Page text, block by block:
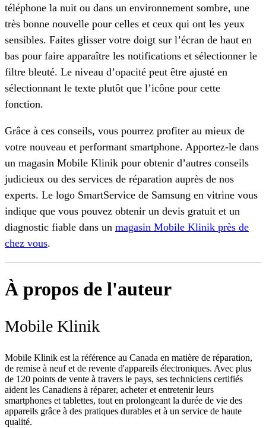
téléphone la nuit ou dans un environnement sombre, une
très bonne nouvelle pour celles et ceux qui ont les yeux
sensibles. Faites glisser votre doigt sur l’écran de haut en
bas pour faire apparaître les notifications et sélectionner le
filtre bleuté. Le niveau d’opacité peut être ajusté en
sélectionnant le texte plutôt que l’icône pour cette
fonction.
Grâce à ces conseils, vous pourrez profiter au mieux de
votre nouveau et performant smartphone. Apportez-le dans
un magasin Mobile Klinik pour obtenir d’autres conseils
judicieux ou des services de réparation auprès de nos
experts. Le logo SmartService de Samsung en vitrine vous
indique que vous pouvez obtenir un devis gratuit et un
diagnostic fiable dans un magasin Mobile Klinik près de
chez vous.
À propos de l'auteur
Mobile Klinik
Mobile Klinik est la référence au Canada en matière de réparation,
de remise à neuf et de revente d'appareils électroniques. Avec plus
de 120 points de vente à travers le pays, ses techniciens certifiés
aident les Canadiens à réparer, acheter et entretenir leurs
smartphones et tablettes, tout en prolongeant la durée de vie des
appareils grâce à des pratiques durables et à un service de haute
qualité.